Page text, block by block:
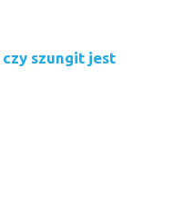
szungit jest